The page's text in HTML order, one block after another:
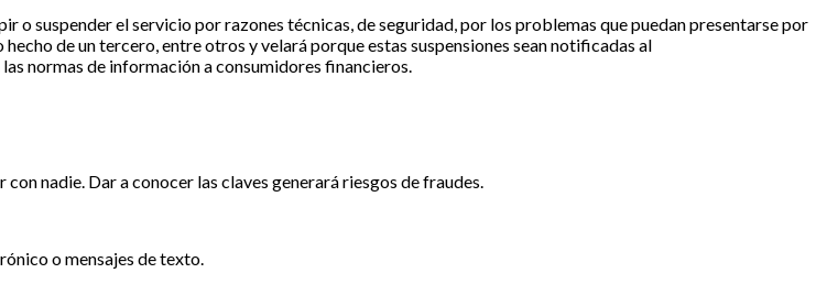
suspender el servicio por razones técnicas, de seguridad, por los problemas que puedan presentarse por
de un tercero, entre otros y velará porque estas suspensiones sean notificadas al
normas de información a consumidores financieros.
nadie. Dar a conocer las claves generará riesgos de fraudes.
o mensajes de texto.